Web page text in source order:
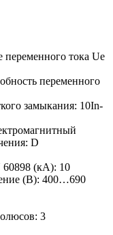
тока Ue
переменного
замыкания: 10In-
D
60898 (кА): 10
(В): 400…690
3